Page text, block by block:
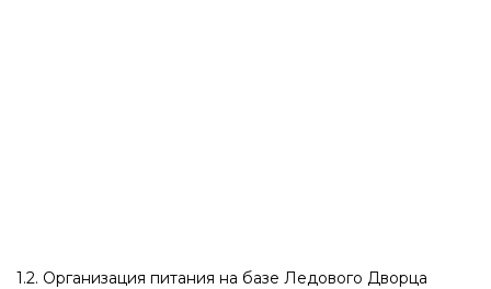
1.2. Организация питания на базе Ледового Дворца